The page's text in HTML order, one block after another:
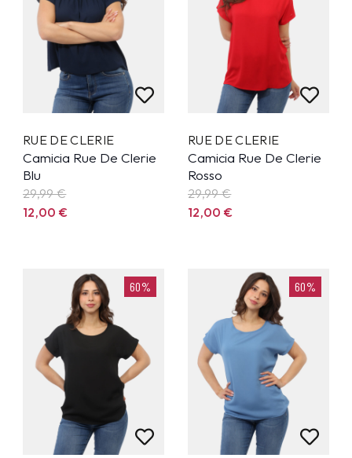
RUE DE CLERIE
Camicia Rue De Clerie
Blu
29,99€
12,00€
RUE DE CLERIE
Camicia Rue De Clerie
Rosso
29,99€
12,00€
60% 60%